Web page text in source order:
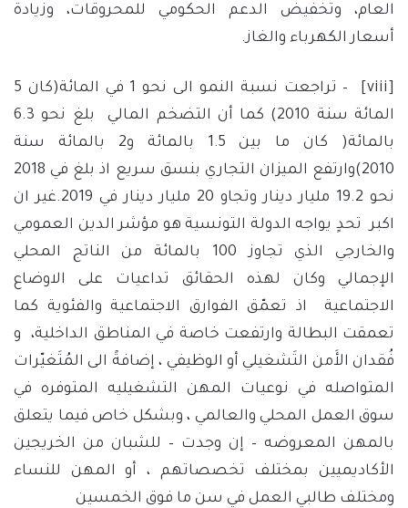
العام، وتخفيض الدعم الحكومي للمحروقات، وزيادة
أسعار الكهرباء والغاز.
– تراجعت نسبة النمو الى نحو 1 في المائة(كان 5
المائة سنة 2010) كما أن التضخم المالي بلغ نحو 6.3
بالمائة( كان ما بين 1.5 بالمائة و2 بالمائة سنة
2010)وارتفع الميزان التجاري بنسق سريع اذ بلغ في 2018
نحو 19.2 مليار دينار وتجاو 20 مليار دينار في 2019.غير ان
اكبر تحدٍ يواجه الدولة التونسية هو مؤشر الدين العمومي
والخارجي الذي تجاوز 100 بالمائة من الناتج المحلي
الإجمالي وكان لهذه الحقائق تداعيات على الاوضاع
الاجتماعية اذ تعمّق الفوارق الاجتماعية والفئوية كما
تعمقت البطالة وارتفعت خاصة في المناطق الداخلية، و
فُقدان الأَمن التَشغيلي أو الوظيفي ، إضافةً الى المُتَغيّرات
المتواصله في نوعيات المهن التشغيليه المتوفره في
سوق العمل المحلي والعالمي ، وبشكل خاص فيما يتعلق
بالمهن المعروضه – إن وجدت – للشبان من الخريجين
الأكاديميين بمختلف تخصصاتهم ، أو المهن للنساء
ومختلف طالبي العمل في سن ما فوق الخمسين